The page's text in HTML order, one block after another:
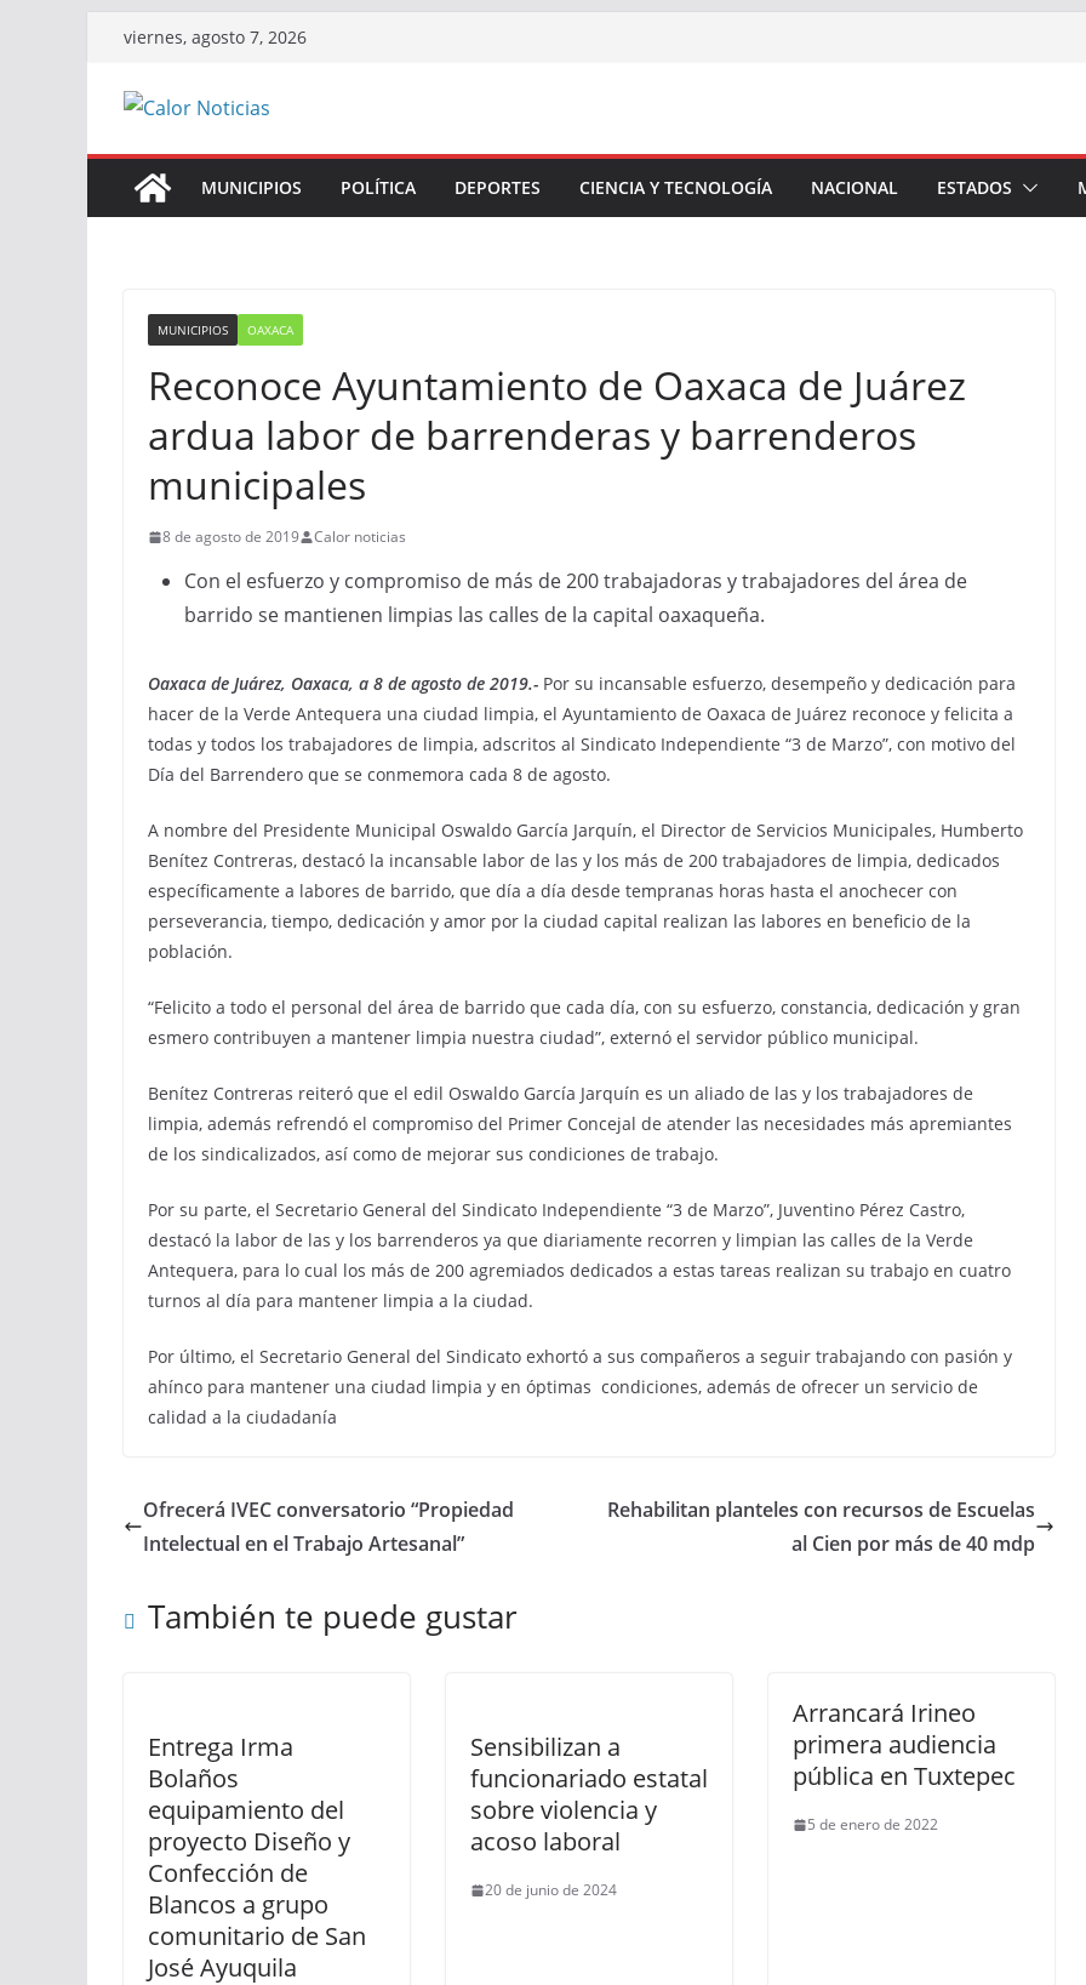
Saltar
contenido
viernes, agosto 7, 2026
MUNICIPIOS POLÍTICA DEPORTES CIENCIA Y TECNOLOGÍA NACIONAL ESTADOS
MUNICIPIOS OAXACA
Reconoce Ayuntamiento de Oaxaca de Juárez
ardua labor de barrenderas y barrenderos
municipales
8 de agosto de 2019 Calor noticias
Con el esfuerzo y compromiso de más de 200 trabajadoras y trabajadores del área de
barrido se mantienen limpias las calles de la capital oaxaqueña.
Oaxaca de Juárez, Oaxaca, a 8 de agosto de 2019.- Por su incansable esfuerzo, desempeño y dedicación para
hacer de la Verde Antequera una ciudad limpia, el Ayuntamiento de Oaxaca de Juárez reconoce y felicita a
todas y todos los trabajadores de limpia, adscritos al Sindicato Independiente “3 de Marzo”, con motivo del
Día del Barrendero que se conmemora cada 8 de agosto.
A nombre del Presidente Municipal Oswaldo García Jarquín, el Director de Servicios Municipales, Humberto
Benítez Contreras, destacó la incansable labor de las y los más de 200 trabajadores de limpia, dedicados
específicamente a labores de barrido, que día a día desde tempranas horas hasta el anochecer con
perseverancia, tiempo, dedicación y amor por la ciudad capital realizan las labores en beneficio de la
población.
“Felicito a todo el personal del área de barrido que cada día, con su esfuerzo, constancia, dedicación y gran
esmero contribuyen a mantener limpia nuestra ciudad”, externó el servidor público municipal.
Benítez Contreras reiteró que el edil Oswaldo García Jarquín es un aliado de las y los trabajadores de
limpia, además refrendó el compromiso del Primer Concejal de atender las necesidades más apremiantes
de los sindicalizados, así como de mejorar sus condiciones de trabajo.
Por su parte, el Secretario General del Sindicato Independiente “3 de Marzo”, Juventino Pérez Castro,
destacó la labor de las y los barrenderos ya que diariamente recorren y limpian las calles de la Verde
Antequera, para lo cual los más de 200 agremiados dedicados a estas tareas realizan su trabajo en cuatro
turnos al día para mantener limpia a la ciudad.
Por último, el Secretario General del Sindicato exhortó a sus compañeros a seguir trabajando con pasión y
ahínco para mantener una ciudad limpia y en óptimas condiciones, además de ofrecer un servicio de
calidad a la ciudadanía
Ofrecerá IVEC conversatorio “Propiedad
Intelectual en el Trabajo Artesanal”
Rehabilitan planteles con recursos de Escuelas
al Cien por más de 40 mdp
También te puede gustar
Entrega Irma
Bolaños
equipamiento del
proyecto Diseño y
Confección de
Blancos a grupo
comunitario de San
José Ayuquila
Sensibilizan a
funcionariado estatal
sobre violencia y
acoso laboral
20 de junio de 2024
Arrancará Irineo
primera audiencia
pública en Tuxtepec
5 de enero de 2022